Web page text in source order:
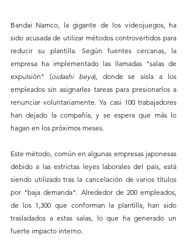
Bandai Namco, la gigante de los videojuegos, ha
sido acusada de utilizar métodos controvertidos para
reducir su plantilla. Según fuentes cercanas, la
empresa ha implementado las llamadas "salas de
expulsión" (oidashi beya), donde se aísla a los
empleados sin asignarles tareas para presionarlos a
renunciar voluntariamente. Ya casi 100 trabajadores
han dejado la compañía, y se espera que más lo
hagan en los próximos meses.
Este método, común en algunas empresas japonesas
debido a las estrictas leyes laborales del país, está
siendo utilizado tras la cancelación de varios títulos
por "baja demanda". Alrededor de 200 empleados,
de los 1,300 que conforman la plantilla, han sido
trasladados a estas salas, lo que ha generado un
fuerte impacto interno.